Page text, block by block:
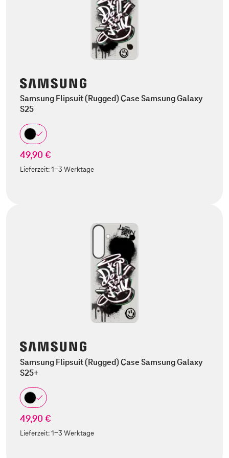
Samsung Flipsuit (Rugged) Case Samsung Galaxy
S25
49,90 €
Lieferzeit:1-3 Werktage
Samsung Flipsuit (Rugged) Case Samsung Galaxy
S25+
49,90 €
Lieferzeit:1-3 Werktage